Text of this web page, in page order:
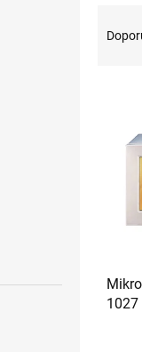
1027